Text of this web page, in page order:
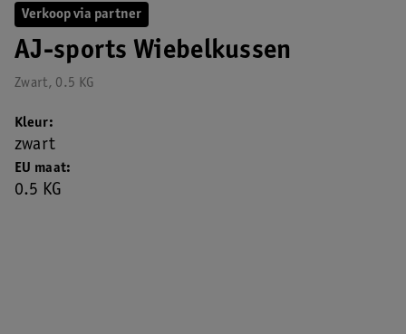
Verkoop via partner
AJ-sports Wiebelkussen
Zwart, 0.5 KG
EU maat
0.5 KG
Kleur
zwart